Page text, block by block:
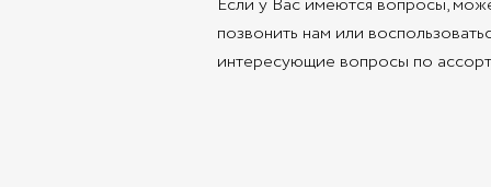
позвонить нам или
интересующие вопросы по